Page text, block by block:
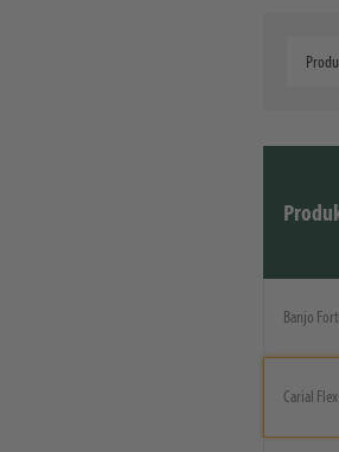
Banjo
Carial Flex